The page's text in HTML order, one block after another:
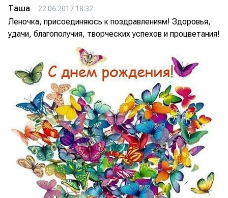
Таша 22.06.2017 18:32
Леночка, присоединяюсь к поздравлениям! Здоровья,
удачи, благополучия, творческих успехов и процветания!